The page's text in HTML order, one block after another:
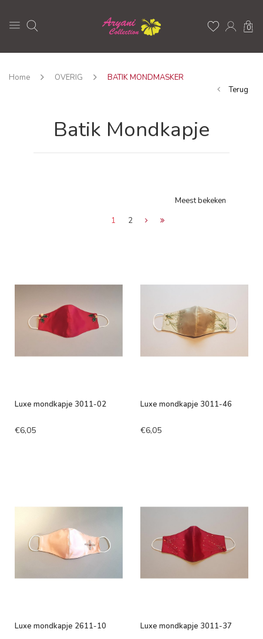
0
Home OVERIG
BATIK MONDMASKER
Terug
Batik Mondkapje
Meest bekeken
1
2
Luxe mondkapje 3011-02
€6,05
Luxe mondkapje 3011-46
€6,05
Luxe mondkapje 2611-10 Luxe mondkapje 3011-37